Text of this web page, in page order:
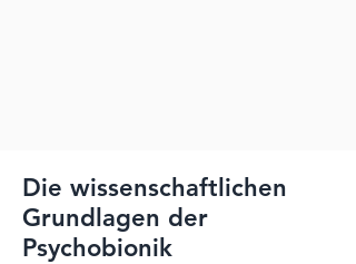
Die wissenschaftlichen
Grundlagen der
Psychobionik